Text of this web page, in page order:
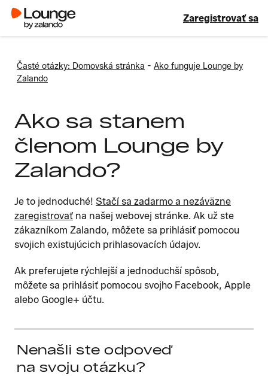
Zaregistrovať sa
Časté otázky: Domovská stránka - Ako funguje Lounge by
Zalando
Ako sa stanem
členom Lounge by
Zalando?
Je to jednoduché! Stačí sa zadarmo a nezáväzne
zaregistrovať na našej webovej stránke. Ak už ste
zákazníkom Zalando, môžete sa prihlásiť pomocou
svojich existujúcich prihlasovacích údajov.
Ak preferujete rýchlejší a jednoduchší spôsob,
môžete sa prihlásiť pomocou svojho Facebook, Apple
alebo Google+ účtu.
Nenašli ste odpoveď
na svoju otázku?